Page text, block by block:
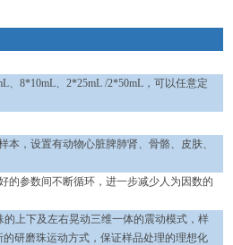
、8*10mL、2*25mL /2*50mL ，可以任意定
本，设置有动物心脏脾肺肾、骨骼、皮肤、
的参数间不断循环，进一步减少人为因数的
的上下及左右晃动三维一体的震动模式，样
研磨珠运动方式，保证样品处理的理想化